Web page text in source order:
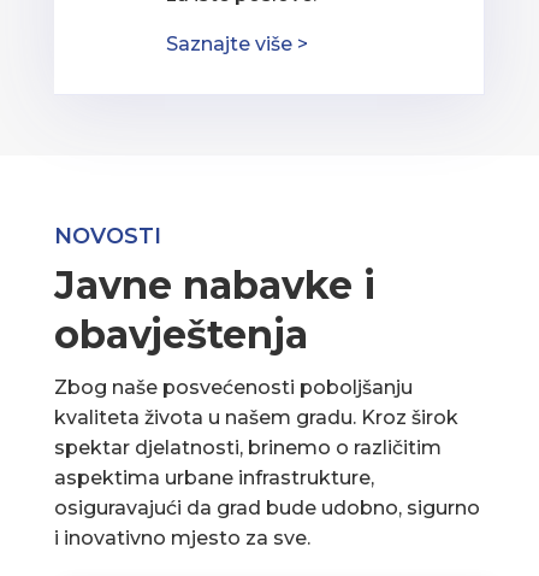
Saznajte više >
NOVOSTI
Javne nabavke i
obavještenja
Zbog naše posvećenosti poboljšanju
kvaliteta života u našem gradu. Kroz širok
spektar djelatnosti, brinemo o različitim
aspektima urbane infrastrukture,
osiguravajući da grad bude udobno, sigurno
i inovativno mjesto za sve.